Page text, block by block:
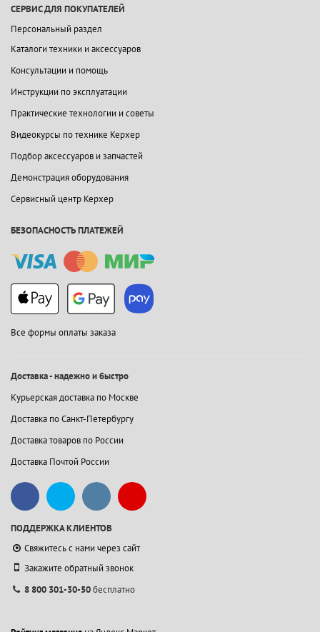
СЕРВИС ДЛЯ ПОКУПАТЕЛЕЙ
Персональный раздел
Каталоги техники и аксессуаров
Консультации и помощь
Инструкции по эксплуатации
Практические технологии и советы
Видеокурсы по технике Керхер
Подбор аксессуаров и запчастей
Демонстрация оборудования
Сервисный центр Керхер
БЕЗОПАСНОСТЬ ПЛАТЕЖЕЙ
Все формы оплаты заказа
Доставка - надежно и быстро
Курьерская доставка по Москве
Доставка по Санкт-Петербургу
Доставка товаров по России
Доставка Почтой России
ПОДДЕРЖКА КЛИЕНТОВ
Свяжитесь с нами через сайт
Закажите обратный звонок
8 800 301-30-50бесплатно